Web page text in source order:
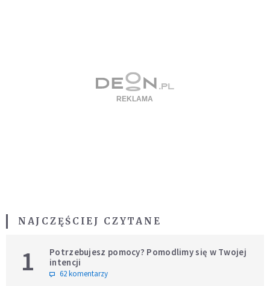
NAJCZĘŚCIEJ CZYTANE
1
Potrzebujesz pomocy? Pomodlimy się w Twojej
intencji
62 komentarzy